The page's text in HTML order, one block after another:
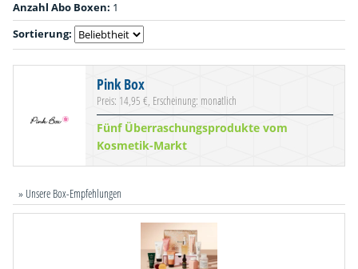
Anzahl Abo Boxen: 1
Sortierung:
Pink Box
Preis: 14,95 €, Erscheinung: monatlich
Fünf Überraschungsprodukte vom
Kosmetik-Markt
» Unsere Box-Empfehlungen